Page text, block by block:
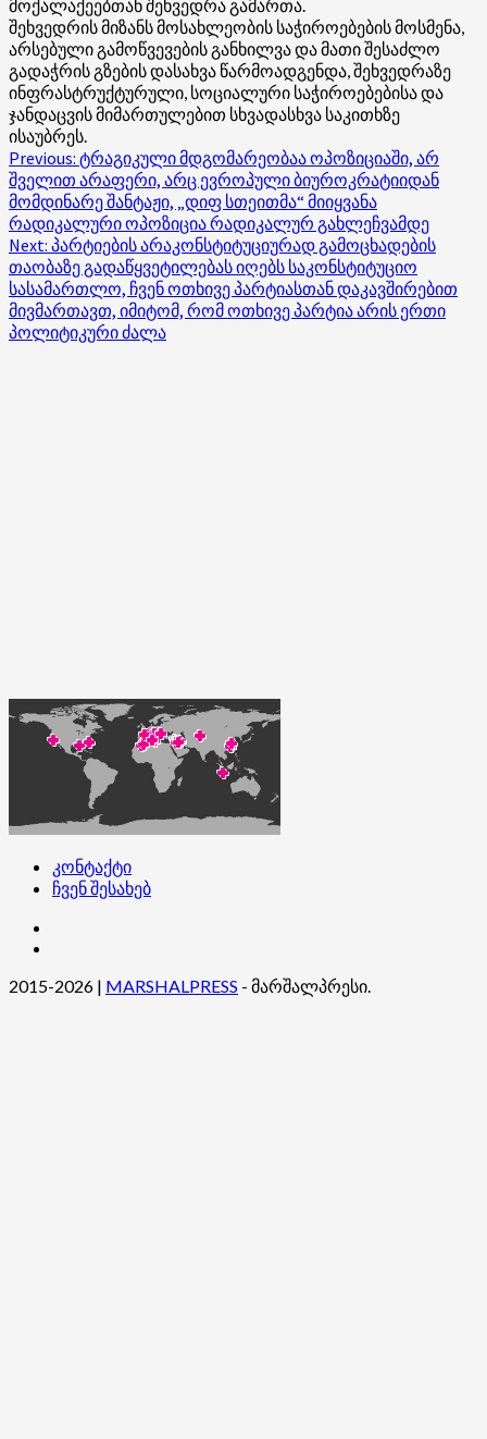
მოქალაქეებთან შეხვედრა გამართა.
შეხვედრის მიზანს მოსახლეობის საჭიროებების მოსმენა,
არსებული გამოწვევების განხილვა და მათი შესაძლო
გადაჭრის გზების დასახვა წარმოადგენდა, შეხვედრაზე
ინფრასტრუქტურული, სოციალური საჭიროებებისა და
ჯანდაცვის მიმართულებით სხვადასხვა საკითხზე
ისაუბრეს.
Post
navigation
Previous: ტრაგიკული მდგომარეობაა ოპოზიციაში, არ
შველით არაფერი, არც ევროპული ბიუროკრატიიდან
მომდინარე შანტაჟი, „დიფ სთეითმა“ მიიყვანა
რადიკალური ოპოზიცია რადიკალურ გახლეჩვამდე
Next: პარტიების არაკონსტიტუციურად გამოცხადების
თაობაზე გადაწყვეტილებას იღებს საკონსტიტუციო
სასამართლო, ჩვენ ოთხივე პარტიასთან დაკავშირებით
მივმართავთ, იმიტომ, რომ ოთხივე პარტია არის ერთი
პოლიტიკური ძალა
კონტაქტი
ჩვენ შესახებ
2015-2026 | MARSHALPRESS - მარშალპრესი.